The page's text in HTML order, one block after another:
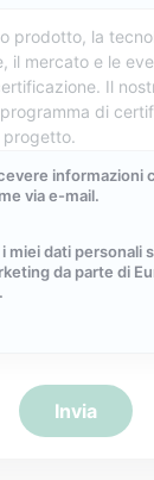
informazioni
via e-mail.
miei dati personali
da parte di
Invia